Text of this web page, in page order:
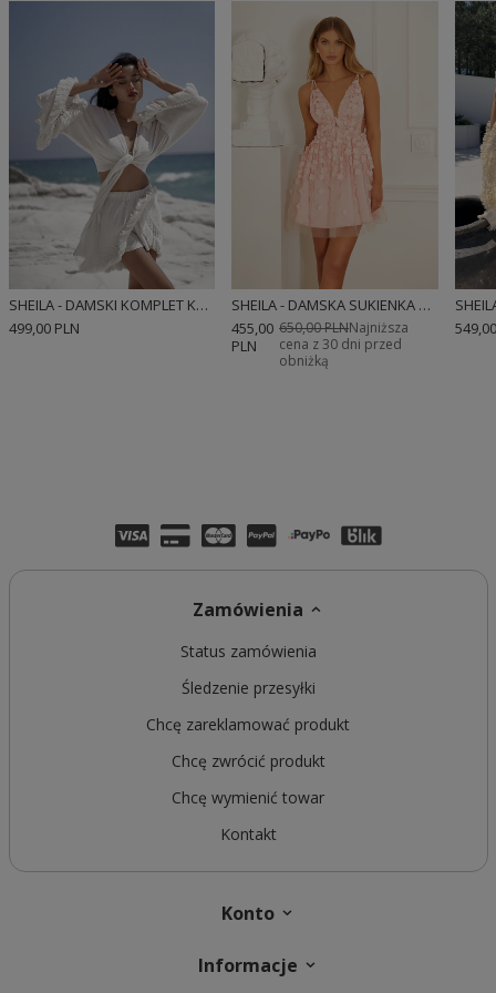
SHEILA - DAMSKI KOMPLET KREMOWY DWUCZĘŚCIOWY Z FRĘDZLAMI DŁUGIM RĘKAWEM BOHO 'ODETTE'
499,00 PLN
SHEILA - DAMSKA SUKIENKA RÓŻOWA W KWIATY Z PRZEZROCZYSTYMI ELEMENTAMI MINI 'NOEMI'
650,00 PLNNajniższa
cena z 30 dni przed
obniżką
455,00
PLN
Zamówienia
Status zamówienia
Śledzenie przesyłki
Chcę zareklamować produkt
Chcę zwrócić produkt
Chcę wymienić towar
Kontakt
Konto
Informacje